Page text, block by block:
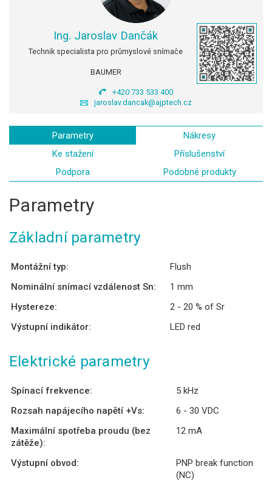
Ing. Jaroslav Dančák
Technik specialista pro průmyslové snímače
BAUMER
+420 733 533 400
jaroslav.dancak@ajptech.cz
Parametry
Nákresy
Ke stažení
Příslušenství
Podpora
Podobné produkty
Parametry
Základní parametry
Montážní typ:
Flush
Nominální snímací vzdálenost Sn:
1 mm
Hystereze:
2 - 20 % of Sr
Výstupní indikátor:
LED red
Elektrické parametry
Spínací frekvence:
5 kHz
Rozsah napájecího napětí +Vs:
6 - 30 VDC
Maximální spotřeba proudu (bez
zátěže):
12 mA
Výstupní obvod:
PNP break function
(NC)